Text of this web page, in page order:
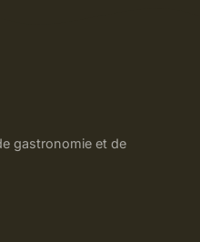
gastronomie et de